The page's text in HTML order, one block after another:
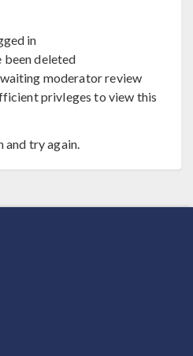
in
been deleted
moderator review
privleges to view this
and try again.